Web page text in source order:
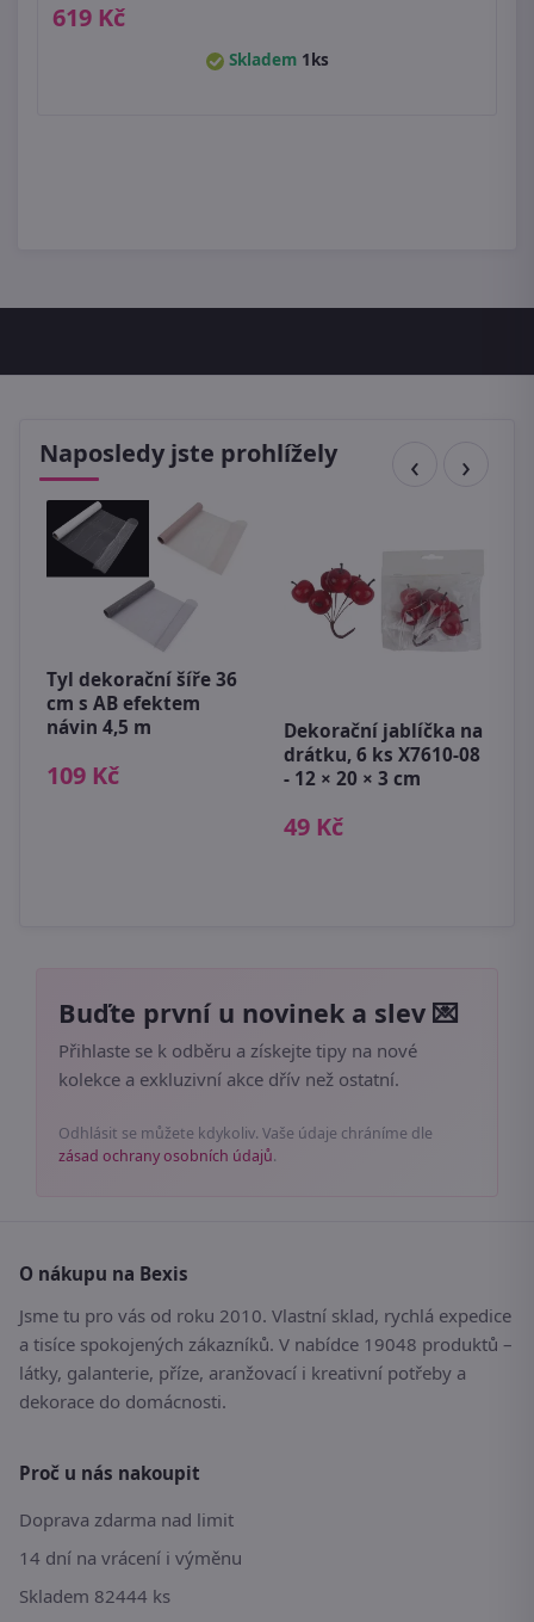
619 Kč
Skladem 1ks
Naposledy jste prohlížely
Tyl dekorační šíře 36
cm s AB efektem
návin 4,5 m
109 Kč
Dekorační jablíčka na
drátku, 6 ks X7610-08
- 12 × 20 × 3 cm
49 Kč
Buďte první u novinek a slev 💌
Přihlaste se k odběru a získejte tipy na nové
kolekce a exkluzivní akce dřív než ostatní.
Odhlásit se můžete kdykoliv. Vaše údaje chráníme dle
zásad ochrany osobních údajů.
O nákupu na Bexis
Jsme tu pro vás od roku 2010. Vlastní sklad, rychlá expedice
a tisíce spokojených zákazníků. V nabídce 19048 produktů –
látky, galanterie, příze, aranžovací i kreativní potřeby a
dekorace do domácnosti.
Proč u nás nakoupit
Doprava zdarma nad limit
14 dní na vrácení i výměnu
Skladem 82444 ks